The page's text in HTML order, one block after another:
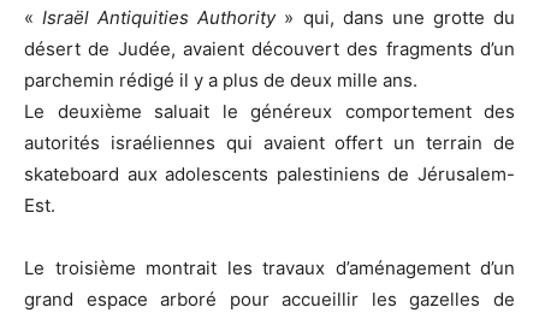
«Israël Antiquities Authority» qui, dans une grotte du
désert de Judée, avaient découvert des fragments d’un
parchemin rédigé il y a plus de deux mille ans.
Le deuxième saluait le généreux comportement des
autorités israéliennes qui avaient offert un terrain de
skateboard aux adolescents palestiniens de Jérusalem-
Est.
Le troisième montrait les travaux d’aménagement d’un
grand espace arboré pour accueillir les gazelles de